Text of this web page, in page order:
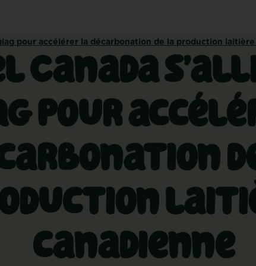
pour accélérer la décarbonation de la production
Canada
pour
canadienne